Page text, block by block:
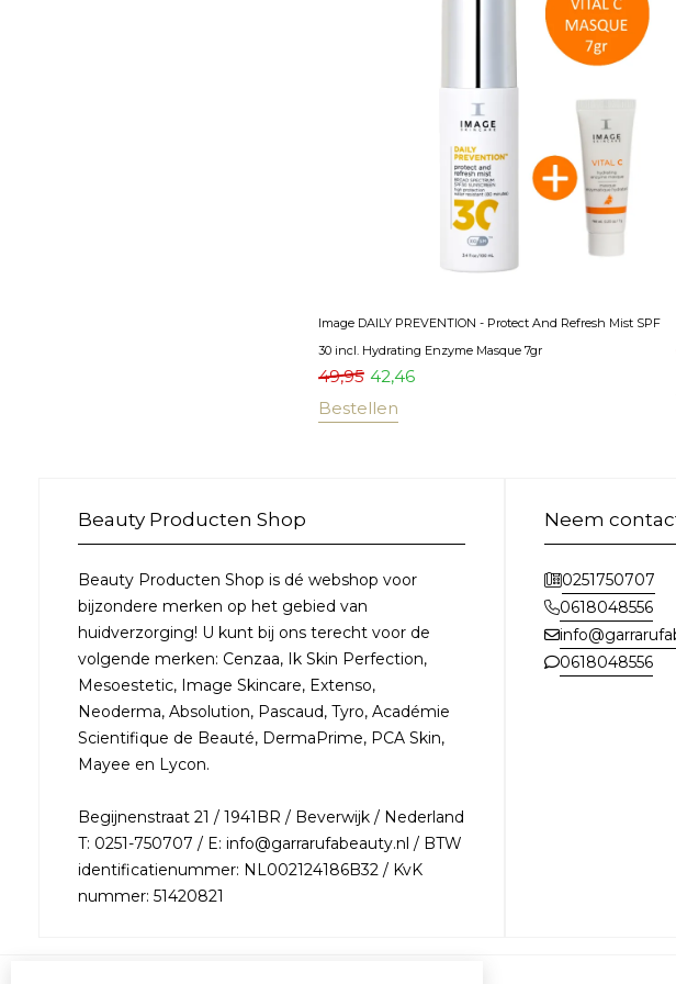
Image DAILY PREVENTION - Protect And Refresh Mist SPF
30 incl. Hydrating Enzyme Masque 7gr
49,95 42,46
Bestellen
Beauty Producten Shop
Beauty Producten Shop is dé webshop voor
bijzondere merken op het gebied van
huidverzorging! U kunt bij ons terecht voor de
volgende merken: Cenzaa, Ik Skin Perfection,
Mesoestetic, Image Skincare, Extenso,
Neoderma, Absolution, Pascaud, Tyro, Académie
Scientifique de Beauté, DermaPrime, PCA Skin,
Mayee en Lycon.
Begijnenstraat 21 / 1941BR / Beverwijk / Nederland
T: 0251-750707 / E: info@garrarufabeauty.nl / BTW
identificatienummer: NL002124186B32 / KvK
nummer: 51420821
Neem
0251750707
0618048556
0618048556